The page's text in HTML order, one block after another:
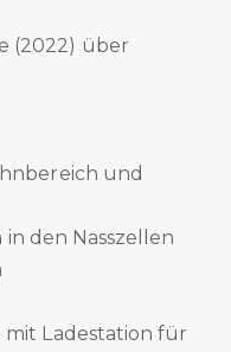
(2022) über
und
in den Nasszellen
mit Ladestation für